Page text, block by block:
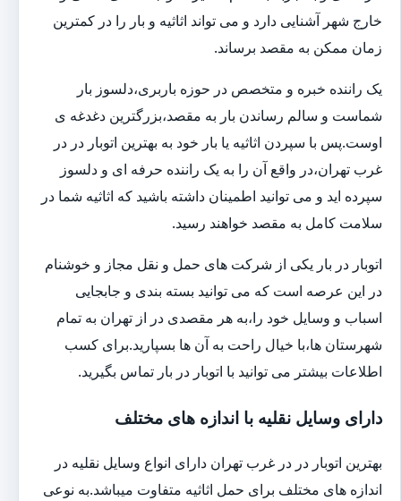
خارج شهر آشنایی دارد و می تواند اثاثیه و بار را در کمترین
زمان ممکن به مقصد برساند.
یک راننده خبره و متخصص در حوزه باربری،دلسوز بار
شماست و سالم رساندن بار به مقصد،بزرگترین دغدغه ی
اوست.پس با سپردن اثاثیه یا بار خود به بهترین اتوبار در در
غرب تهران،در واقع آن را به یک راننده حرفه ای و دلسوز
سپرده اید و می توانید اطمینان داشته باشید که اثاثیه شما در
سلامت کامل به مقصد خواهند رسید.
اتوبار در بار یکی از شرکت های حمل و نقل مجاز و خوشنام
در این عرصه است که می توانید بسته بندی و جابجایی
اسباب و وسایل خود را،به هر مقصدی در از تهران به تمام
شهرستان ها،با خیال راحت به آن ها بسپارید.برای کسب
اطلاعات بیشتر می توانید با اتوبار در بار تماس بگیرید.
دارای وسایل نقلیه با اندازه های مختلف
بهترین اتوبار در در غرب تهران دارای انواع وسایل نقلیه در
اندازه های مختلف برای حمل اثاثیه متفاوت می‎باشد.به نوعی